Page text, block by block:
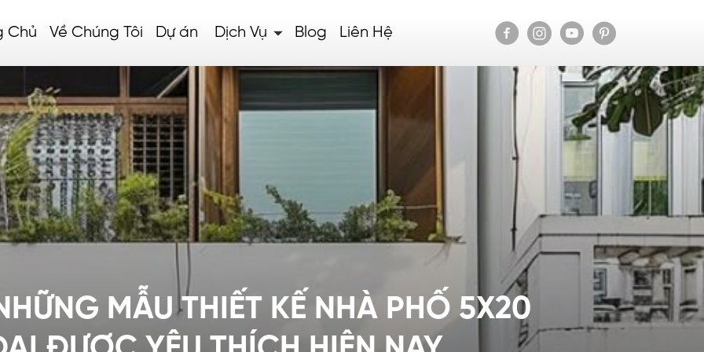
Chủ Về Chúng Tôi Dự án Dịch Vụ Blog Liên Hệ
MẪU THIẾT KẾ NHÀ PHỐ 5X20